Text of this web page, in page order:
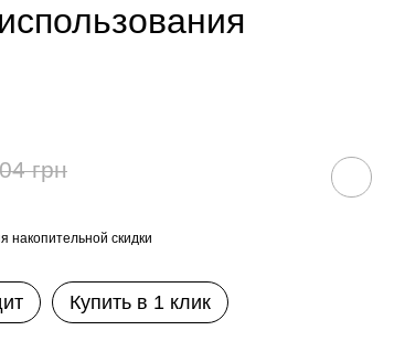
грн
накопительной скидки
Купить в 1 клик